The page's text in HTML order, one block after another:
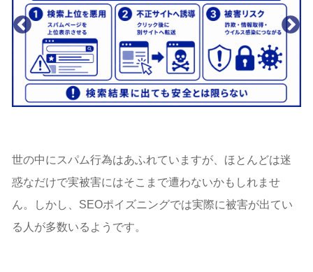
世の中にスパム行為はあふれていますが、ほとんどは迷
惑なだけで実被害にはそこまで遭わないかもしれませ
ん。しかし、SEOポイズニングでは実際に被害が出てい
る人が多数いるようです。